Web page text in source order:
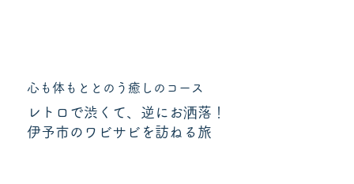
心も体もととのう癒しのコース
レトロで渋くて、逆にお洒落！
伊予市のワビサビを訪ねる旅